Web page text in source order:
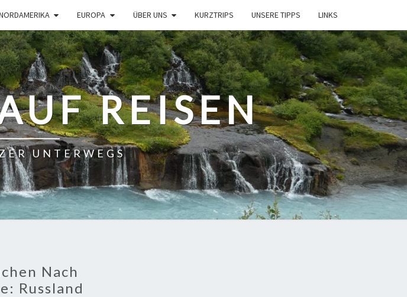
EUROPA ÜBER UNS KURZTRIPS UNSERE TIPPS LINKS
REISEN
UNTERWEGS
Nach
Russland